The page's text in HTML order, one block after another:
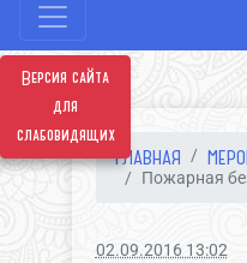
Версия сайта
для
слабовидящих
ГЛАВНАЯ
Пожарная
02.09.2016 13:02